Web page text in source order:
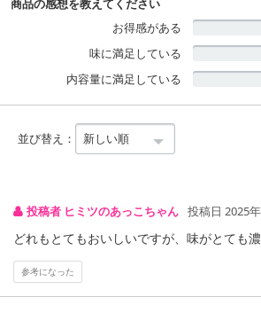
商品の感想を教えてください
お得感がある
味に満足している
内容量に満足している
並び替え：
投稿者 ヒミツのあっこちゃん 投稿日 2025
どれもとてもおいしいですが、味がとても濃
参考になった